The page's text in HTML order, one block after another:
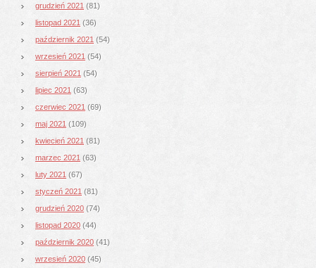
grudzień 2021 (81)
listopad 2021 (36)
październik 2021 (54)
wrzesień 2021 (54)
sierpień 2021 (54)
lipiec 2021 (63)
czerwiec 2021 (69)
maj 2021 (109)
kwiecień 2021 (81)
marzec 2021 (63)
luty 2021 (67)
styczeń 2021 (81)
grudzień 2020 (74)
listopad 2020 (44)
październik 2020 (41)
wrzesień 2020 (45)